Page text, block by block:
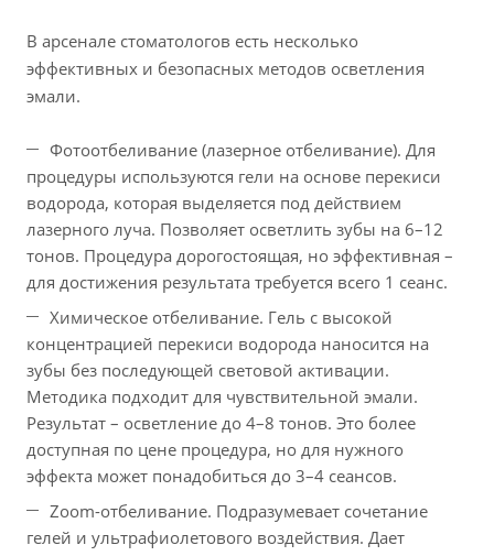
В арсенале стоматологов есть несколько
эффективных и безопасных методов осветления
эмали.
Фотоотбеливание (лазерное отбеливание). Для
процедуры используются гели на основе перекиси
водорода, которая выделяется под действием
лазерного луча. Позволяет осветлить зубы на 6–12
тонов. Процедура дорогостоящая, но эффективная –
для достижения результата требуется всего 1 сеанс.
Химическое отбеливание. Гель с высокой
концентрацией перекиси водорода наносится на
зубы без последующей световой активации.
Методика подходит для чувствительной эмали.
Результат – осветление до 4–8 тонов. Это более
доступная по цене процедура, но для нужного
эффекта может понадобиться до 3–4 сеансов.
Zoom-отбеливание. Подразумевает сочетание
гелей и ультрафиолетового воздействия. Дает